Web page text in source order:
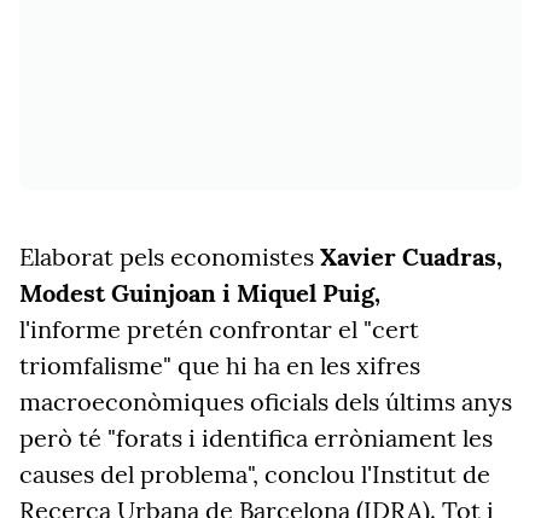
Elaborat pels economistes Xavier Cuadras,
Modest Guinjoan i Miquel Puig,
l'informe pretén confrontar el "cert
triomfalisme" que hi ha en les xifres
macroeconòmiques oficials dels últims anys
però té "forats i identifica erròniament les
causes del problema", conclou l'Institut de
Recerca Urbana de Barcelona (IDRA). Tot i